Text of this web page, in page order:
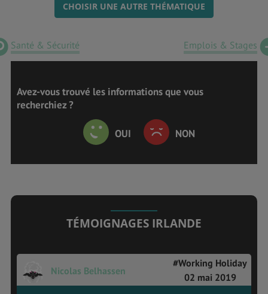
CHOISIR UNE AUTRE THÉMATIQUE
Santé & Sécurité Emplois & Stages
Avez-vous trouvé les informations que vous
recherchiez ?
OUI NON
TÉMOIGNAGES IRLANDE
Nicolas Belhassen
#Working Holiday
02 mai 2019